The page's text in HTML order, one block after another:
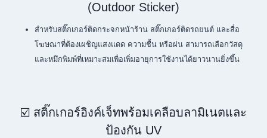
(Outdoor Sticker)
สำหรับสติ๊กเกอร์ติดกระจกหน้าร้าน สติ๊กเกอร์ติดรถยนต์ และสื่อ
โฆษณาที่ต้องเผชิญแสงแดด ความชื้น หรือฝน สามารถเลือกวัสดุ
และหมึกพิมพ์ที่เหมาะสมเพื่อเพิ่มอายุการใช้งานได้ยาวนานยิ่งขึ้น
☑️ สติ๊กเกอร์อิงค์เจ็ทพร้อมเคลือบลามิเนตและ
ป้องกัน UV